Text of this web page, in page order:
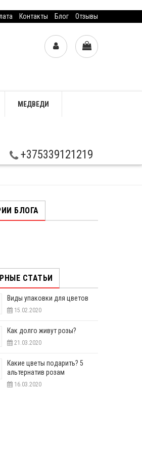
Контакты Блог Отзывы
МЕДВЕДИ
+375339121219
БЛОГА
СТАТЬИ
Виды упаковки для цветов
15.02.2020
Как долго живут розы?
21.03.2020
Какие цветы подарить? 5
альтернатив розам
16.03.2020